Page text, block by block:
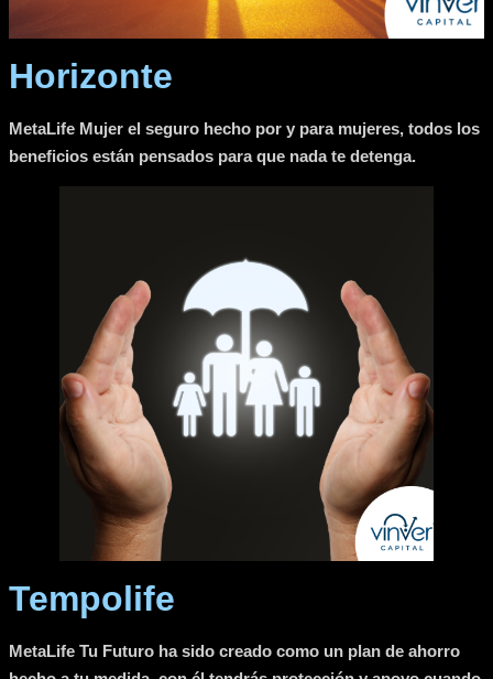
Horizonte
MetaLife Mujer el seguro hecho por y para mujeres, todos los
beneficios están pensados para que nada te detenga.
Tempolife
MetaLife Tu Futuro ha sido creado como un plan de ahorro